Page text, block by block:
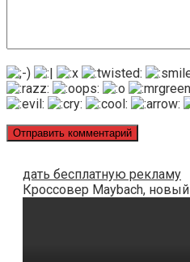
дать бесплатную рекламу
Кроссовер Maybach, новый